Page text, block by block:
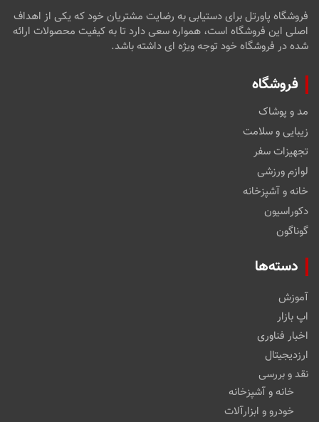
فروشگاه پاورتل برای دستیابی به رضایت مشتریان خود که یکی از اهداف
اصلی این فروشگاه است، همواره سعی دارد تا به کیفیت محصولات ارائه
شده در فروشگاه خود توجه ویژه ای داشته باشد.
فروشگاه
مد و پوشاک
زیبایی و سلامت
تجهیزات سفر
لوازم ورزشی
خانه و آشپزخانه
دکوراسیون
گوناگون
دسته‌ها
آموزش
اپ بازار
اخبار فناوری
ارزدیجیتال
نقد و بررسی
خانه و آشپزخانه
خودرو و ابزارآلات